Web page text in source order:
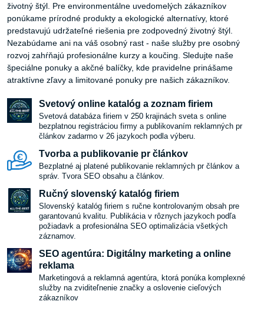
životný štýl. Pre environmentálne uvedomelých zákazníkov
ponúkame prírodné produkty a ekologické alternatívy, ktoré
predstavujú udržateľné riešenia pre zodpovedný životný štýl.
Nezabúdame ani na váš osobný rast - naše služby pre osobný
rozvoj zahŕňajú profesionálne kurzy a koučing. Sledujte naše
špeciálne ponuky a akčné balíčky, kde pravidelne prinášame
atraktívne zľavy a limitované ponuky pre našich zákazníkov.
Svetový online katalóg a zoznam firiem
Svetová databáza firiem v 250 krajinách sveta s online
bezplatnou registráciou firmy a publikovaním reklamných pr
článkov zadarmo v 26 jazykoch podla výberu.
Tvorba a publikovanie pr článkov
Bezplatné aj platené publikovanie reklamných pr článkov a
správ. Tvora SEO obsahu a článkov.
Ručný slovenský katalóg firiem
Slovenský katalóg firiem s ručne kontrolovaným obsah pre
garantovanú kvalitu. Publikácia v rôznych jazykoch podľa
požiadavk a profesionálna SEO optimalizácia všetkých
záznamov.
SEO agentúra: Digitálny marketing a online
reklama
Marketingová a reklamná agentúra, ktorá ponúka komplexné
služby na zviditeľnenie značky a oslovenie cieľových
zákazníkov